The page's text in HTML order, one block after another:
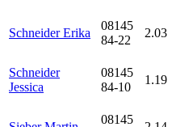
Schneider Erika
08145
84-22
2.03
Schneider
Jessica
08145
84-10
1.19
08145